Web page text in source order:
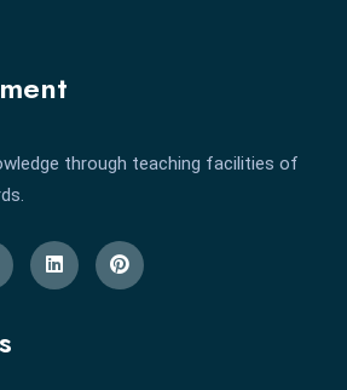
through teaching facilities of